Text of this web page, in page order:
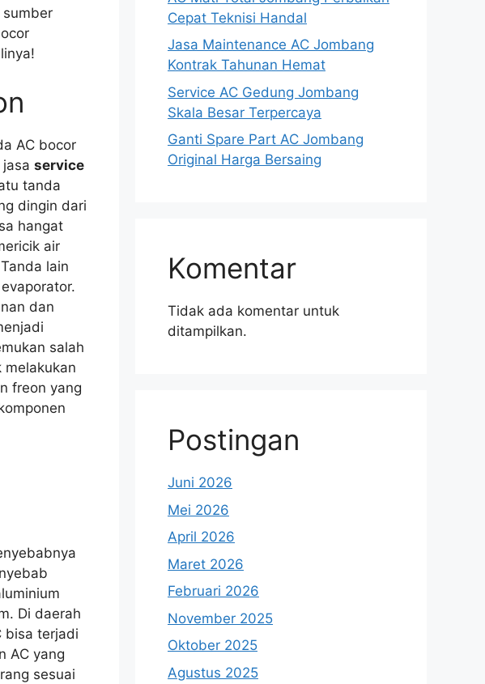
sumber
AC bocor
service
tanda
dingin dari
hangat
air
lain
dan
salah
freon yang
Di daerah
bisa terjadi
AC yang
sesuai
Cepat Teknisi Handal
Jasa Maintenance AC Jombang
Kontrak Tahunan Hemat
Service AC Gedung Jombang
Skala Besar Terpercaya
Ganti Spare Part AC Jombang
Original Harga Bersaing
Komentar
Tidak ada komentar untuk
ditampilkan.
Postingan
Juni 2026
Mei 2026
April 2026
Maret 2026
Februari 2026
November 2025
Oktober 2025
Agustus 2025